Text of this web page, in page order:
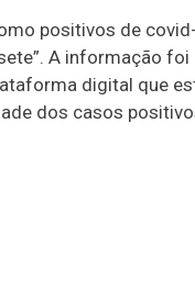
positivos de
A informação
digital que
dos casos